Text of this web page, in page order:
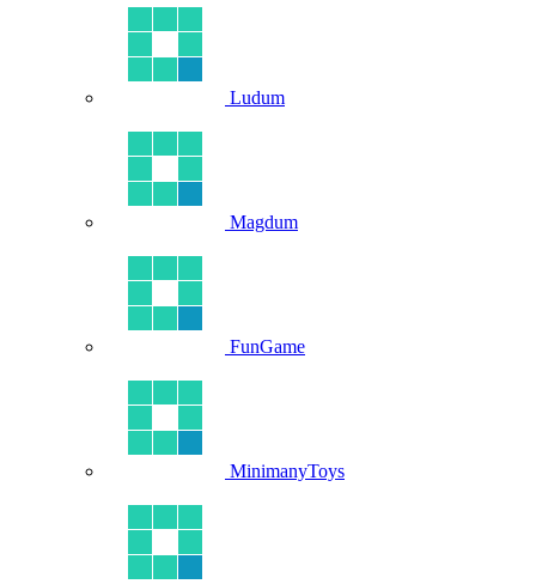
Ludum
Magdum
FunGame
MinimanyToys